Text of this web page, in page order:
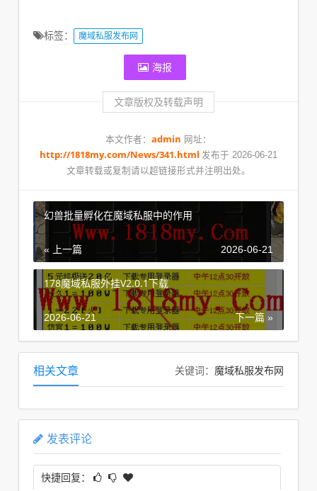
标签： 魔域私服发布网
海报
文章版权及转载声明
本文作者： admin 网址：
http://1818my.com/News/341.html 发布于 2026-06-21
文章转载或复制请以超链接形式并注明出处。
幻兽批量孵化在魔域私服中的作用
« 上一篇 2026-06-21
178魔域私服外挂V2.0.1下载
下一篇 »
2026-06-21
相关文章 关键词： 魔域私服发布网
发表评论
快捷回复：